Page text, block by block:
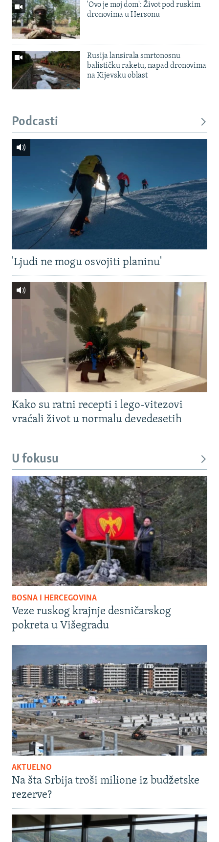
'Ovo je moj dom': Život pod ruskim
dronovima u Hersonu
Rusija lansirala smrtonosnu
balističku raketu, napad dronovima
na Kijevsku oblast
Podcasti
'Ljudi ne mogu osvojiti planinu'
Kako su ratni recepti i lego-vitezovi
vraćali život u normalu devedesetih
U fokusu
BOSNA I HERCEGOVINA
Veze ruskog krajnje desničarskog
pokreta u Višegradu
AKTUELNO
Na šta Srbija troši milione iz budžetske
rezerve?